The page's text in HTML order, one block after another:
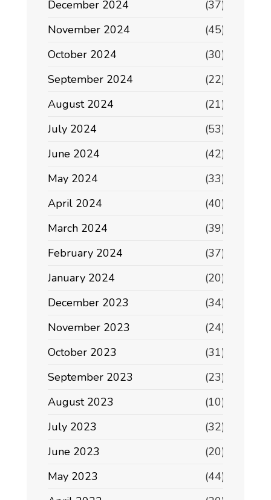
December 2024
(37)
November 2024
(45)
October 2024
(30)
September 2024
(22)
August 2024
(21)
July 2024
(53)
June 2024
(42)
May 2024
(33)
April 2024
(40)
March 2024
(39)
February 2024
(37)
January 2024
(20)
December 2023
(34)
November 2023
(24)
October 2023
(31)
September 2023
(23)
August 2023
(10)
July 2023
(32)
June 2023
(20)
May 2023
(44)